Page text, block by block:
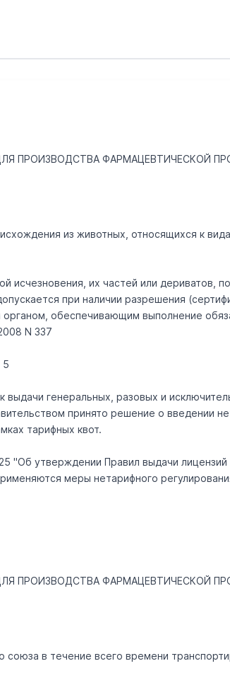
ПРОИЗВОДСТВА ФАРМАЦЕВТИЧЕСКОЙ
из животных, относящихся к
исчезновения, их частей или дериватов,
при наличии разрешения
обеспечивающим выполнение
N 337
5
генеральных, разовых и
принято решение о введении
тарифных квот.
"Об утверждении Правил выдачи
меры нетарифного
ПРОИЗВОДСТВА ФАРМАЦЕВТИЧЕСКОЙ
в течение всего времени